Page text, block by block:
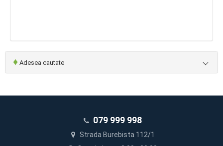
♦ Adesea cautate
079 999 998
Strada Burebista 112/1